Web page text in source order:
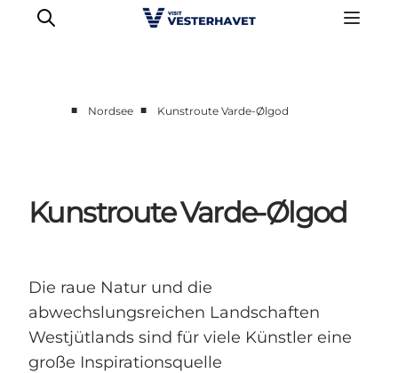
Unsere Städte
Essen & Übernachtung
Plane deine Reise
■ Nordsee ■ Kunstroute Varde-Ølgod
Kunstroute Varde-Ølgod
Die raue Natur und die
abwechslungsreichen Landschaften
Westjütlands sind für viele Künstler eine
große Inspirationsquelle